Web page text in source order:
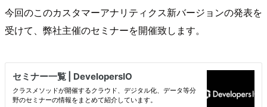
今回のこのカスタマーアナリティクス新バージョンの発表を
受けて、弊社主催のセミナーを開催致します。